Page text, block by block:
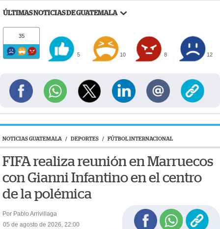
ÚLTIMAS NOTICIAS DE GUATEMALA
35
5 10 8 12
NOTICIAS GUATEMALA / DEPORTES / FÚTBOL INTERNACIONAL
FIFA realiza reunión en Marruecos
con Gianni Infantino en el centro
de la polémica
Por Pablo Arrivillaga
05 de agosto de 2026, 22:00